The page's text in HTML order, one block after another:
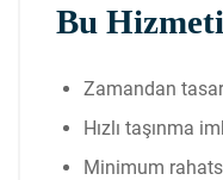
Bu
Zamandan
Hızlı taşınma
Minimum